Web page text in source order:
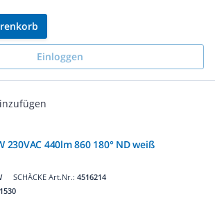
Einloggen
230VAC 440lm 860 180° ND weiß
SCHÄCKE Art.Nr.: 4516214